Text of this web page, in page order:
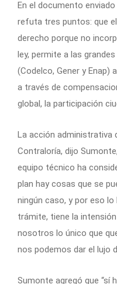
En el documento
refuta tres puntos: que
derecho porque no
ley, permite a las
(Codelco, Gener y Enap)
a través de
global, la participación
La acción administrativa
Contraloría, dijo
equipo técnico ha
plan hay cosas que se
ningún caso, y por eso
trámite, tiene la
nosotros lo único que
nos podemos dar el lujo
Sumonte agregó que “sí